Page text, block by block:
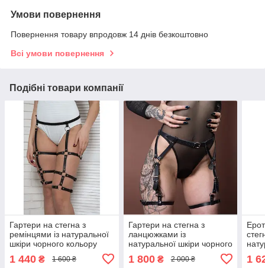
Умови повернення
Повернення товару впродовж 14 днів безкоштовно
Всі умови повернення
Подібні товари компанії
Гартери на стегна з
ремінцями із натуральної
шкіри чорного кольору
Scappa Розміри: SML-XL
Talla
1 440 ₴ 1 600 ₴
Гартери на стегна з
ланцюжками із
натуральної шкіри чорного
кольору Scappa Розміри:
SML-XL Talla
1 800₴ 2 000 ₴
S-
1